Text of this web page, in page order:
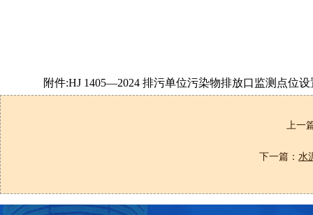
附件:HJ 1405—2024 排污单位污染物排放口监测点位
上一
下一篇： 水